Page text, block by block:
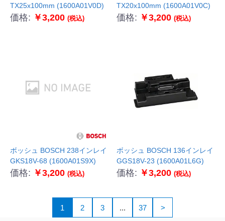
TX25x100mm (1600A01V0D)
価格: ￥3,200 (税込)
TX20x100mm (1600A01V0C)
価格: ￥3,200 (税込)
ボッシュ BOSCH 238インレイ
GKS18V-68 (1600A01S9X)
価格: ￥3,200 (税込)
ボッシュ BOSCH 136インレイ
GGS18V-23 (1600A01L6G)
価格: ￥3,200 (税込)
1 2 3 ... 37 >